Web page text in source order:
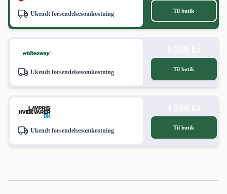
Ukendt forsendelsesomkostning Til butik
Ukendt forsendelsesomkostning Til butik
Ukendt forsendelsesomkostning Til butik